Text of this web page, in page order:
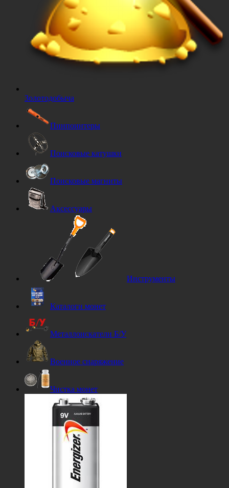
Золотодобыча
Пинпоинтеры
Поисковые катушки
Поисковые магниты
Аксессуары
Инструменты
Каталоги монет
Металлоискатели Б/У
Военное снаряжение
Чистка монет